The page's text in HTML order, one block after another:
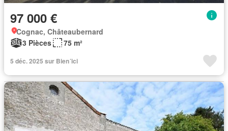
97 000 €
Cognac, Châteaubernard
3 Pièces
75 m²
5 déc. 2025 sur Bien´ici